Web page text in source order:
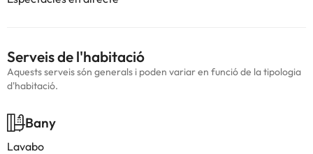
Serveis de l'habitació
Aquests serveis són generals i poden variar en funció de la tipologia
d'habitació.
Bany
Lavabo